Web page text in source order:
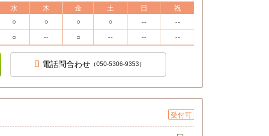
水 木 金 土 日
祝
○ ○ ○ ○ --
--
○ -- ○ -- -- --
電話問合わせ （050-5306-9353）
受付可